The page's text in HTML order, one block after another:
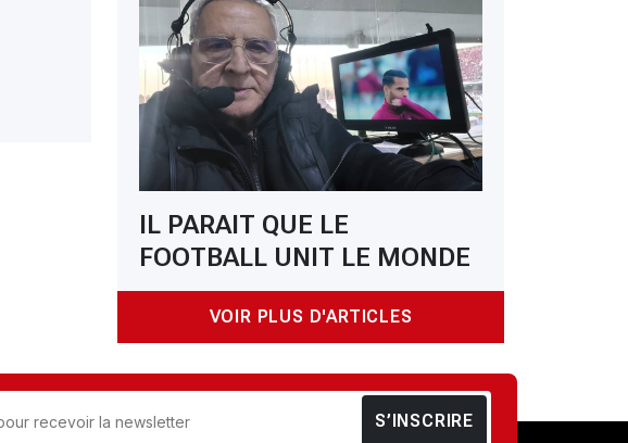
IL PARAIT QUE LE
FOOTBALL UNIT LE MONDE
VOIR PLUS D'ARTICLES
S’INSCRIRE